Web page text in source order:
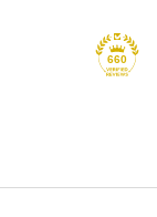
660